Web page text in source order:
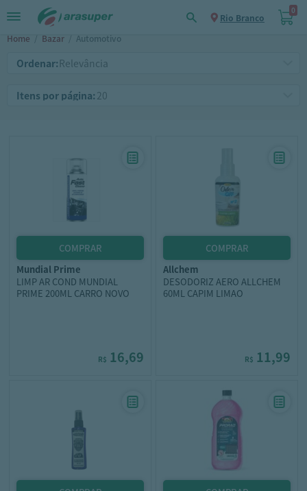
Rio Branco
0
Home / Bazar / Automotivo
Ordenar:
Itens por página:
mundial prime
LIMP AR COND MUNDIAL
PRIME 200ML CARRO NOVO
R$ 16,69
allchem
DESODORIZ AERO ALLCHEM
60ML CAPIM LIMAO
R$ 11,99